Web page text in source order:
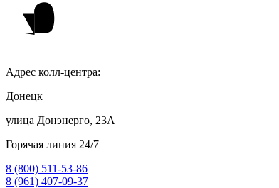
Адрес колл-центра:
Донецк
улица Донэнерго, 23А
Горячая линия 24/7
8 (800) 511-53-86
8 (961) 407-09-37